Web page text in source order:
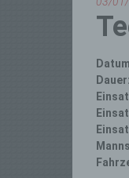
Dauer: